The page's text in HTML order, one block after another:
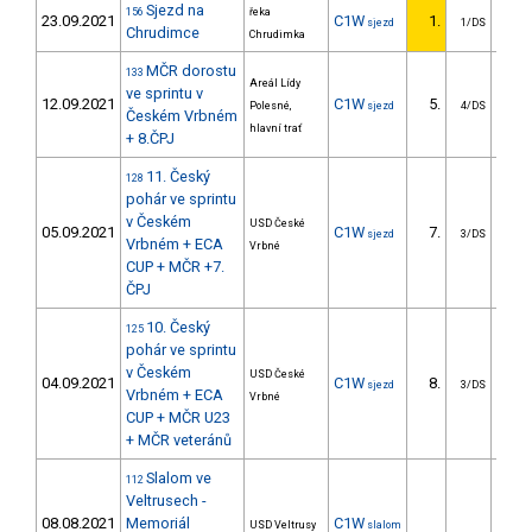
23.09.2021 156 Sjezd na
Chrudimce
řeka
Chrudimka
C1W sjezd 1. 1/DS
12.09.2021
133 MČR dorostu
ve sprintu v
Českém Vrbném
+ 8.ČPJ
Areál Lídy
Polesné,
hlavní trať
C1W sjezd 5. 4/DS
05.09.2021
128 11. Český
pohár ve sprintu
v Českém
Vrbném + ECA
CUP + MČR +7.
ČPJ
USD České
Vrbné
C1W sjezd 7. 3/DS
04.09.2021
125 10. Český
pohár ve sprintu
v Českém
Vrbném + ECA
CUP + MČR U23
+ MČR veteránů
USD České
Vrbné
C1W sjezd 8. 3/DS
08.08.2021
112 Slalom ve
Veltrusech -
Memoriál
USD Veltrusy C1W slalom